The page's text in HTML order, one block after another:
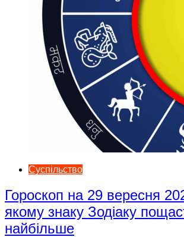
Суспільство
Гороскоп на 29 вересня
якому знаку Зодіаку
найбільше